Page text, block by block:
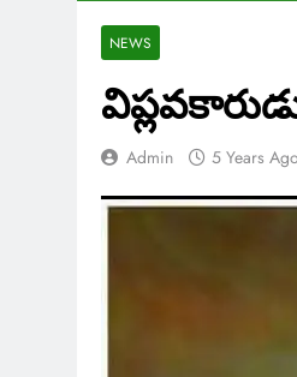
NEWS
Admin 5 Years Ago